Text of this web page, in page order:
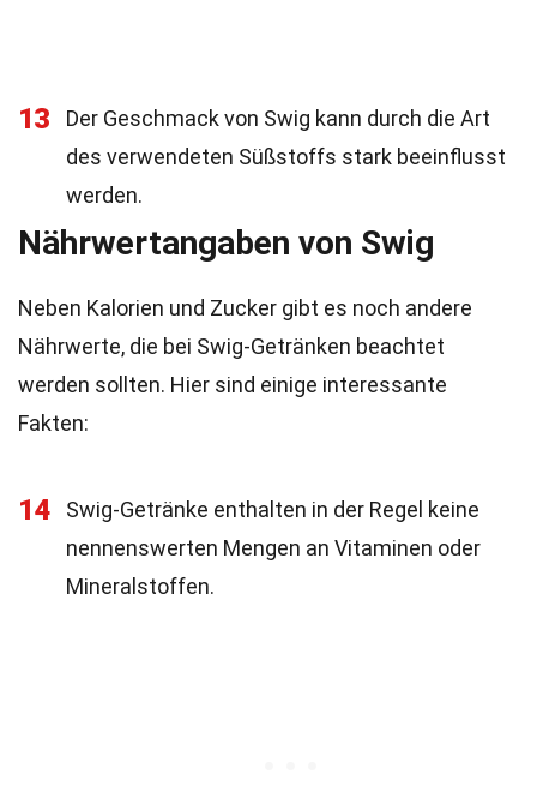
13
Der Geschmack von Swig kann durch die Art
des verwendeten Süßstoffs stark beeinflusst
werden.
Nährwertangaben von Swig
Neben Kalorien und Zucker gibt es noch andere
Nährwerte, die bei Swig-Getränken beachtet
werden sollten. Hier sind einige interessante
Fakten:
14
Swig-Getränke enthalten in der Regel keine
nennenswerten Mengen an Vitaminen oder
Mineralstoffen.